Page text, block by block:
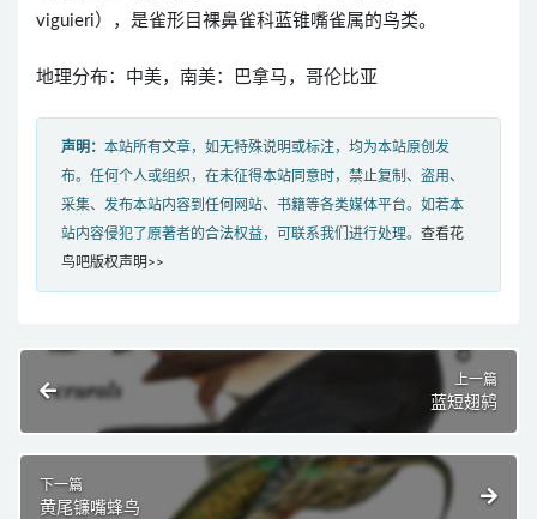
viguieri），是雀形目裸鼻雀科蓝锥嘴雀属的鸟类。
地理分布：中美，南美：巴拿马，哥伦比亚
声明： 本站所有文章，如无特殊说明或标注，均为本站原创发
布。任何个人或组织，在未征得本站同意时，禁止复制、盗用、
采集、发布本站内容到任何网站、书籍等各类媒体平台。如若本
站内容侵犯了原著者的合法权益，可联系我们进行处理。 查看花
鸟吧版权声明>>
上一篇
蓝短翅鸫
下一篇
黄尾镰嘴蜂鸟